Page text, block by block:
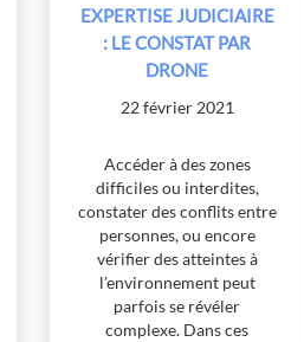
EXPERTISE JUDICIAIRE
: LE CONSTAT PAR
DRONE
22 février 2021
Accéder à des zones
difficiles ou interdites,
constater des conflits entre
personnes, ou encore
vérifier des atteintes à
l’environnement peut
parfois se révéler
complexe. Dans ces